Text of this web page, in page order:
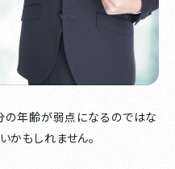
の年齢が弱点になるのではな
かもしれません。